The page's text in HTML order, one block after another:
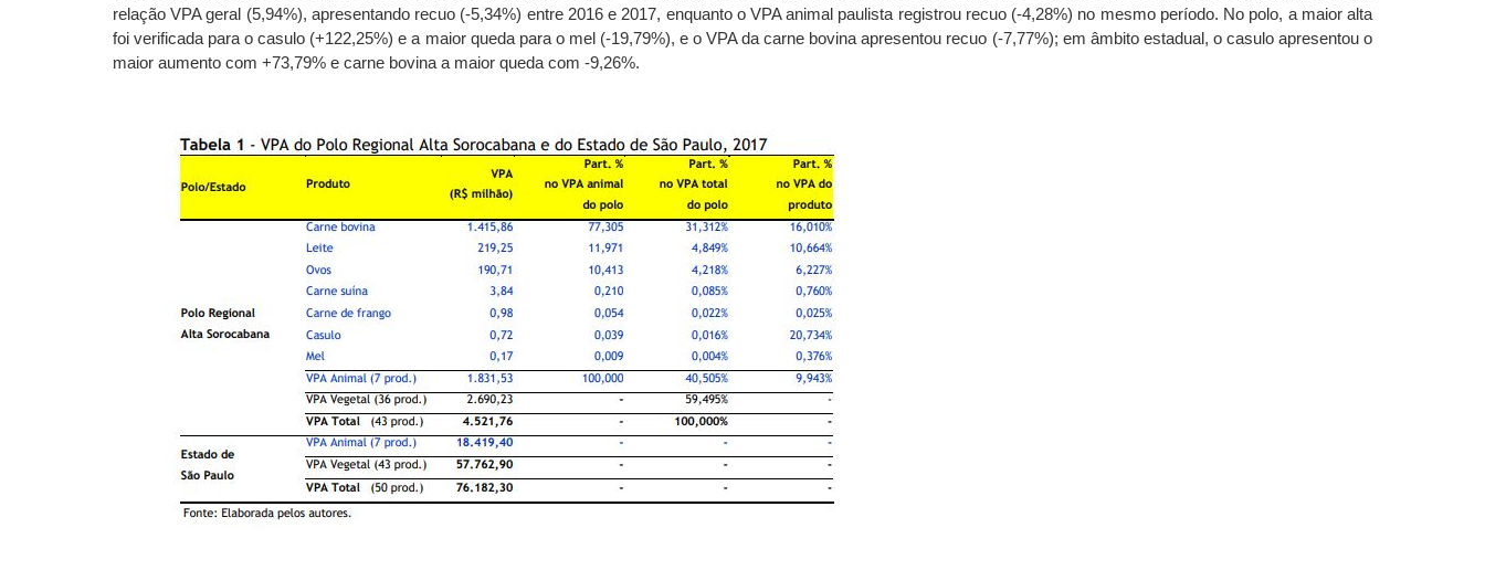
relação VPA geral (5,94%), apresentando recuo (-5,34%) entre 2016 e 2017, enquanto o VPA animal paulista registrou recuo (-4,28%) no mesmo período. No polo, a maior alta
foi verificada para o casulo (+122,25%) e a maior queda para o mel (-19,79%), e o VPA da carne bovina apresentou recuo (-7,77%); em âmbito estadual, o casulo apresentou o
maior aumento com +73,79% e carne bovina a maior queda com -9,26%.